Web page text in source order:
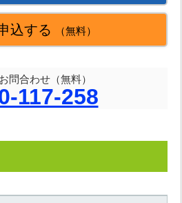
込する （無料）
問合わせ（無料）
117-258